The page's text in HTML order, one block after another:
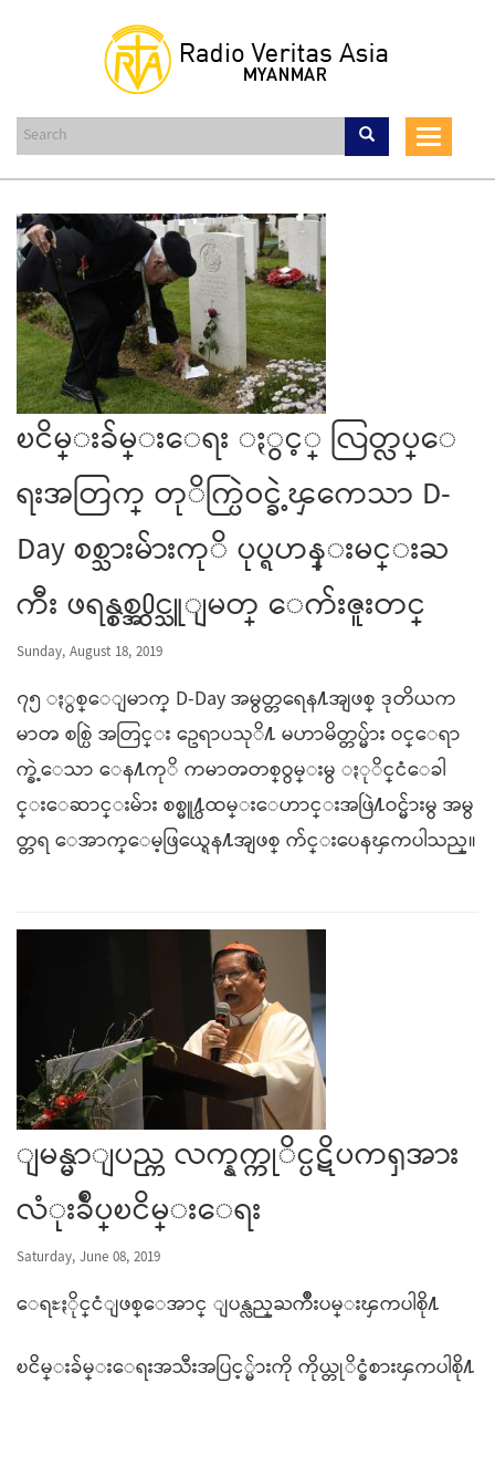
content
Toggle
ၿငိမ္းခ်မ္းေရး ႏွင့္ လြတ္လပ္ေ
ရးအတြက္ တုိက္ပြဲဝင္ခဲ့ၾကေသာ D-
Day စစ္သားမ်ားကုိ ပုပ္ရဟန္းမင္းႀ
ကီး ဖရန္စစ္အ႐ွင္သူျမတ္ ေက်းဇူးတင္
Sunday, August 18, 2019
၇၅ ႏွစ္ေျမာက္ D-Day အမွတ္တရေန႔အျဖစ္ ဒုတိယက
မာၻ စစ္ပြဲ အတြင္း ဥေရာပသုိ႔ မဟာမိတ္တပ္မ်ား ဝင္ေရာ
က္ခဲ့ေသာ ေန႔ကုိ ကမာၻတစ္ဝွမ္းမွ ႏုိင္ငံေခါ
င္းေဆာင္းမ်ား စစ္မူ႔ွထမ္းေဟာင္းအဖြဲ႔ဝင္မ်ားမွ အမွ
တ္တရ ေအာက္ေမ့ဖြယ္ရေန႔အျဖစ္ က်င္းပေနၾကပါသည္။
ျမန္မာျပည္က လက္နက္ကုိင္ပဋိပကၡအား
လံုးခ်ဳပ္ၿငိမ္းေရး
Saturday, June 08, 2019
ေရႊႏိုင္ငံျဖစ္ေအာင္ ျပန္လည္ႀကိဳးပမ္းၾကပါစို႔
ၿငိမ္းခ်မ္းေရးအသီးအပြင့္မ်ားကို ကိုယ္တုိင္ခံစားၾကပါစို႔